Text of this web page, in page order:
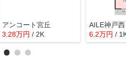
アンコート宮丘
3.28万円 / 2K
AILE神戸西
6.2万円 /